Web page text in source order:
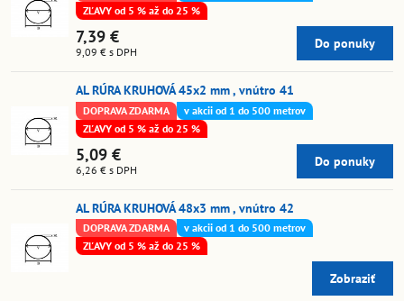
ZĽAVY od 5 % až do 25 %
7,39 €
9,09 € s DPH
Do ponuky
AL RÚRA KRUHOVÁ 45x2 mm , vnútro 41
DOPRAVA ZDARMA
v akcii od 1 do 500 metrov
ZĽAVY od 5 % až do 25 %
5,09 €
6,26 € s DPH
Do ponuky
AL RÚRA KRUHOVÁ 48x3 mm , vnútro 42
DOPRAVA ZDARMA
v akcii od 1 do 500 metrov
ZĽAVY od 5 % až do 25 %
Zobraziť